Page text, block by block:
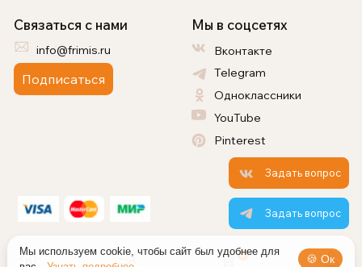
0
Связаться с нами
info@frimis.ru
Подписаться
Мы в соцсетях
Вконтакте
Telegram
Одноклассники
YouTube
Pinterest
Задать вопрос
Задать вопрос
Мы используем cookie, чтобы сайт был удобнее для
🍪 Ок